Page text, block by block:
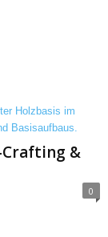
Crafting &
0